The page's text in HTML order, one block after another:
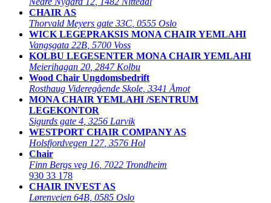
CHAIR AS
Thorvald Meyers gate 33C 0555 Oslo
WICK LEGEPRAKSIS MONA CHAIR YEMLAHI
Vangsgata 22B 5700 Voss
KOLBU LEGESENTER MONA CHAIR YEMLAHI
Meierihagan 20 2847 Kolbu
Wood Chair Ungdomsbedrift
Rosthaug Videregående Skole 3341 Åmot
MONA CHAIR YEMLAHI /SENTRUM
LEGEKONTOR
Sigurds gate 4 3256 Larvik
WESTPORT CHAIR COMPANY AS
Holsfjordvegen 127, 3576 Hol
Chair
Finn Bergs veg 16 7022 Trondheim
930 33 178
CHAIR INVEST AS
Lørenveien 64B 0585 Oslo